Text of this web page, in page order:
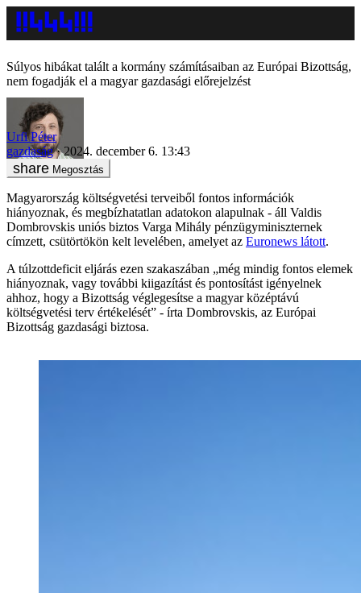
Súlyos hibákat talált a kormány számításaiban az Európai Bizottság,
nem fogadják el a magyar gazdasági előrejelzést
Urfi Péter
gazdaság
2024. december 6. 13:43
Megosztás
Magyarország költségvetési terveiből fontos információk
hiányoznak, és megbízhatatlan adatokon alapulnak - áll Valdis
Dombrovskis uniós biztos Varga Mihály pénzügyminiszternek
címzett, csütörtökön kelt levelében, amelyet az Euronews látott.
A túlzottdeficit eljárás ezen szakaszában „még mindig fontos elemek
hiányoznak, vagy további kiigazítást és pontosítást igényelnek
ahhoz, hogy a Bizottság véglegesítse a magyar középtávú
költségvetési terv értékelését” - írta Dombrovskis, az Európai
Bizottság gazdasági biztosa.